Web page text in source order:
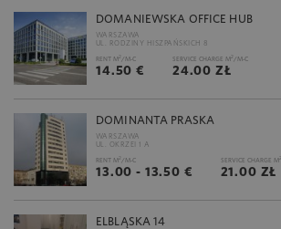
DOMANIEWSKA OFFICE HUB
WARSZAWA
UL. RODZINY HISZPAŃSKICH 8
RENT M2 /M-C
14.50 €
SERVICE CHARGE M2 /M-C
24.00 ZŁ
DOMINANTA PRASKA
WARSZAWA
UL. OKRZEI 1 A
RENT M2 /M-C
13.00 - 13.50 €
SERVICE CHARGE M2
21.00 ZŁ
ELBLĄSKA 14